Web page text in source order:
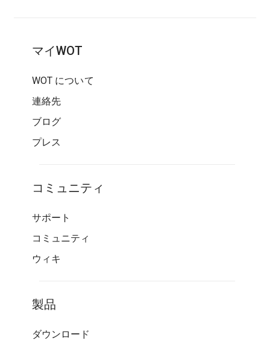
マイWOT
WOT について
連絡先
ブログ
プレス
コミュニティ
サポート
コミュニティ
ウィキ
製品
ダウンロード